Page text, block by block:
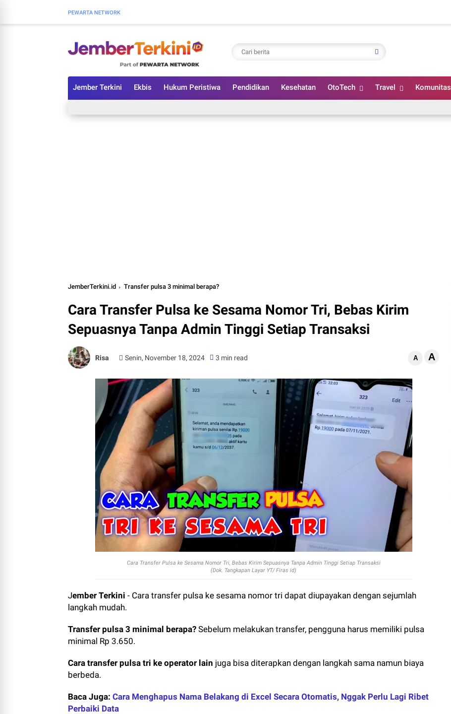
PEWARTA NETWORK
Jember Terkini Ekbis Hukum Peristiwa Pendidikan Kesehatan OtoTech Travel Komunitas
JemberTerkini.id Transfer pulsa 3 minimal berapa?
Cara Transfer Pulsa ke Sesama Nomor Tri, Bebas Kirim
Sepuasnya Tanpa Admin Tinggi Setiap Transaksi
Risa Senin, November 18, 2024 3 min read A A
Cara Transfer Pulsa ke Sesama Nomor Tri, Bebas Kirim Sepuasnya Tanpa Admin Tinggi Setiap Transaksi
(Dok. Tangkapan Layar YT/ Firas id)
Jember Terkini - Cara transfer pulsa ke sesama nomor tri dapat diupayakan dengan sejumlah
langkah mudah.
Transfer pulsa 3 minimal berapa? Sebelum melakukan transfer, pengguna harus memiliki pulsa
minimal Rp 3.650.
Cara transfer pulsa tri ke operator lain juga bisa diterapkan dengan langkah sama namun biaya
berbeda.
Baca Juga: Cara Menghapus Nama Belakang di Excel Secara Otomatis, Nggak Perlu Lagi Ribet
Perbaiki Data